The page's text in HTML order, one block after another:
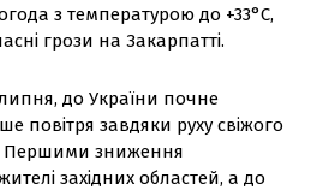
з температурою до +33°C,
грози на Закарпатті.
до України почне
повітря завдяки руху свіжого
Першими зниження
західних областей, а до